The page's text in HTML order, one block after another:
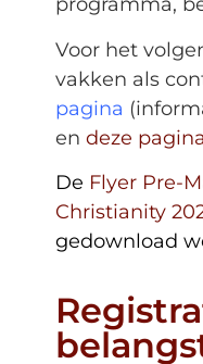
Voor het
vakken als
pagina
en deze pagina
De Flyer Pre-
Christianity
gedownload